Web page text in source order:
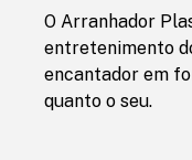
O Arranhador
entretenimento
encantador em
quanto o seu.